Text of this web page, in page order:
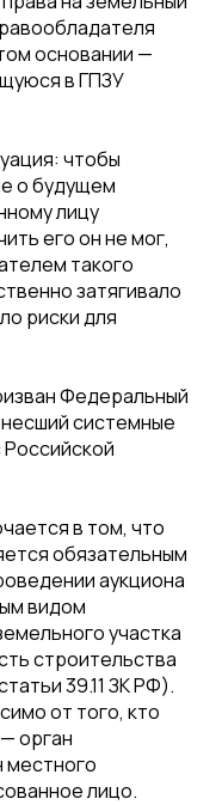
основании —
в ГПЗУ
чтобы
о будущем
лицу
его он не мог,
такого
затягивало
риски для
Федеральный
системные
в том, что
обязательным
аукциона
видом
участка
строительства
39.11 ЗК РФ).
от того, кто
орган
местного
лицо.